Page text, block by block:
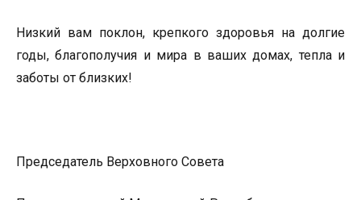
Низкий вам поклон, крепкого здоровья на долгие
годы, благополучия и мира в ваших домах, тепла и
заботы от близких!
Председатель Верховного Совета